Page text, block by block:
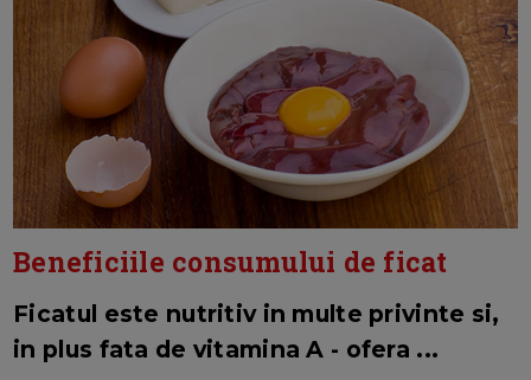
Beneficiile consumului de ficat
Ficatul este nutritiv in multe privinte si,
in plus fata de vitamina A - ofera ...